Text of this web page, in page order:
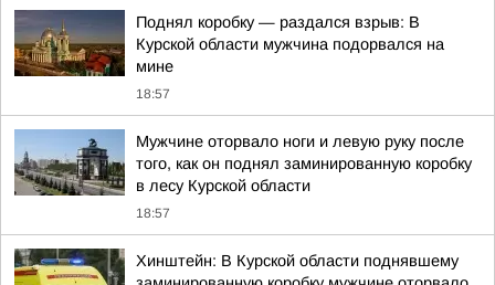
Поднял коробку — раздался взрыв: В
Курской области мужчина подорвался на
мине
18:57
Мужчине оторвало ноги и левую руку после
того, как он поднял заминированную коробку
в лесу Курской области
18:57
Хинштейн: В Курской области поднявшему